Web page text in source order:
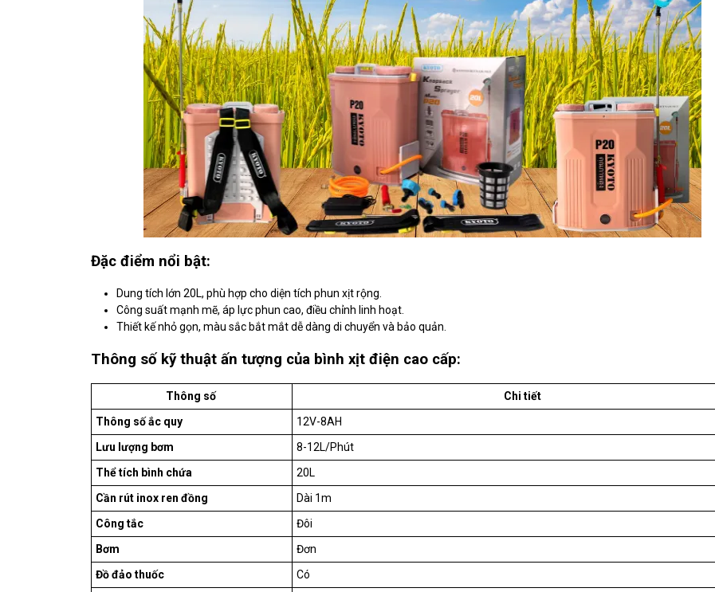
Đặc điểm nổi bật:
Dung tích lớn 20L, phù hợp cho diện tích phun xịt rộng.
Công suất mạnh mẽ, áp lực phun cao, điều chỉnh linh hoạt.
Thiết kế nhỏ gọn, màu sắc bắt mắt dễ dàng di chuyển và bảo quản.
Thông số kỹ thuật ấn tượng của bình xịt điện cao cấp:
Thông số
Chi tiết
Thông số ắc quy
12V-8AH
Lưu lượng bơm
8-12L/Phút
Thể tích bình chứa
20L
Cần rút inox ren đồng
Dài 1m
Công tắc
Đôi
Bơm
Đơn
Đồ đảo thuốc
Có